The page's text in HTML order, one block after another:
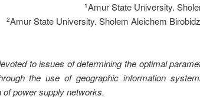
1Amur State University.
2Amur State University. Sholem Aleichem
to issues of determining the optimal
the use of geographic information
of power supply networks.